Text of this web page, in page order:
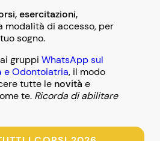
esercitazioni,
modalità di accesso, per
sogno.
gruppi WhatsApp sul
e Odontoiatria, il modo
tutte le novità e
te. Ricorda di abilitare